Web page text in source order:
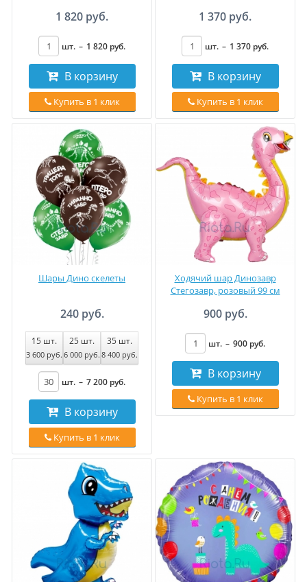
1 820 руб.
шт. – 1 820 руб.
В корзину
Купить в 1 клик
1 370 руб.
шт. – 1 370 руб.
В корзину
Купить в 1 клик
Шары Дино скелеты
240 руб.
15 шт.
3 600 руб.
25 шт.
6 000 руб.
35 шт.
8 400 руб.
шт. – 7 200 руб.
В корзину
Купить в 1 клик
Ходячий шар Динозавр
Стегозавр, розовый 99 см
900 руб.
шт. – 900 руб.
В корзину
Купить в 1 клик